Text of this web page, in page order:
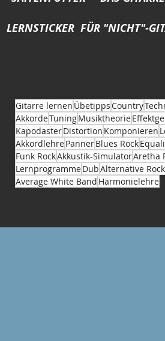
LERNSTICKER FÜR "NICHT"-
Gitarre lernen ÜbetippsCountry
AkkordeTuningMusiktheorie
KapodasterDistortion Komponieren
AkkordlehrePannerBlues Rock
Funk RockAkkustik-SimulatorAretha
LernprogrammeDubAlternative Rock
Average White Band Harmonielehre